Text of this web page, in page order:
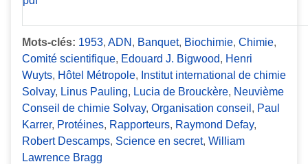
Mots-clés: 1953, ADN , Banquet, Biochimie, Chimie,
Comité scientifique, Edouard J. Bigwood, Henri
Wuyts, Hôtel Métropole, Institut international de chimie
Solvay, Linus Pauling, Lucia de Brouckère, Neuvième
Conseil de chimie Solvay, Organisation conseil , Paul
Karrer, Protéines, Rapporteurs, Raymond Defay,
Robert Descamps, Science en secret, William
Lawrence Bragg